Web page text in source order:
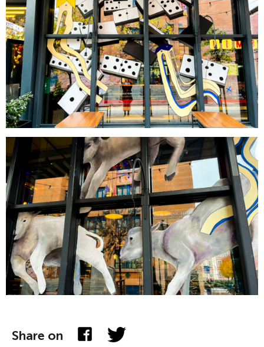
Share on